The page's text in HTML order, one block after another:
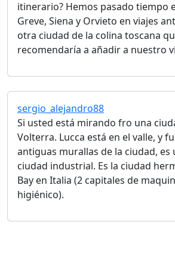
itinerario? Hemos pasado tiempo
Greve, Siena y Orvieto en viajes
otra ciudad de la colina toscana
recomendaría a añadir a nuestro
sergio_alejandro88
Si usted está mirando fro una
Volterra. Lucca está en el valle, y
antiguas murallas de la ciudad, es
ciudad industrial. Es la ciudad
Bay en Italia (2 capitales de
higiénico).